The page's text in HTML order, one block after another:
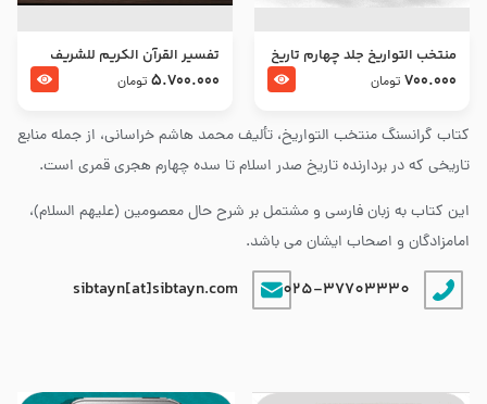
کتاب گرانسنگ منتخب التواريخ، تألیف محمد هاشم خراسانی، از جمله منابع
تاریخی که در بردارنده تاریخ صدر اسلام تا سده چهارم هجری قمری است.
این کتاب به زبان فارسی و مشتمل بر شرح حال معصومین (علیهم السلام)،
امامزادگان و اصحاب ایشان می باشد.
025-37703330
sibtayn[at]sibtayn.com
منتخب التواریخ جلد چهارم تاریخ
امام زین العابدین و امام محمد
700.000 تومان
تفسير القرآن الكريم للشريف
المرتضي قدس سرّه
5.700.000 تومان